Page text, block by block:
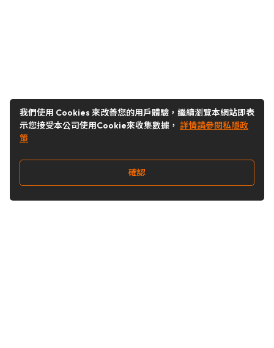
我們使用 Cookies 來改善您的用戶體驗，繼續瀏覽本網站即表
示您接受本公司使用Cookie來收集數據， 詳情請參閱私隱政
策
確認